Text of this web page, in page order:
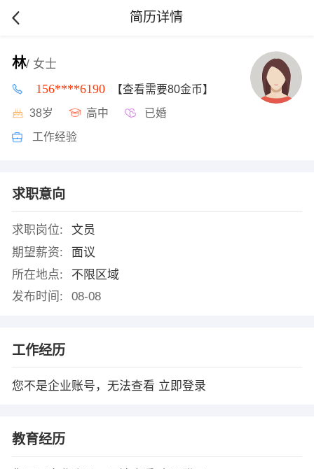
简历详情
林/ 女士
156****6190 【查看需要80金币】
38岁 高中 已婚
工作经验
求职意向
求职岗位:
文员
期望薪资:
面议
所在地点:
不限区域
发布时间:
08-08
工作经历
您不是企业账号，无法查看 立即登录
教育经历